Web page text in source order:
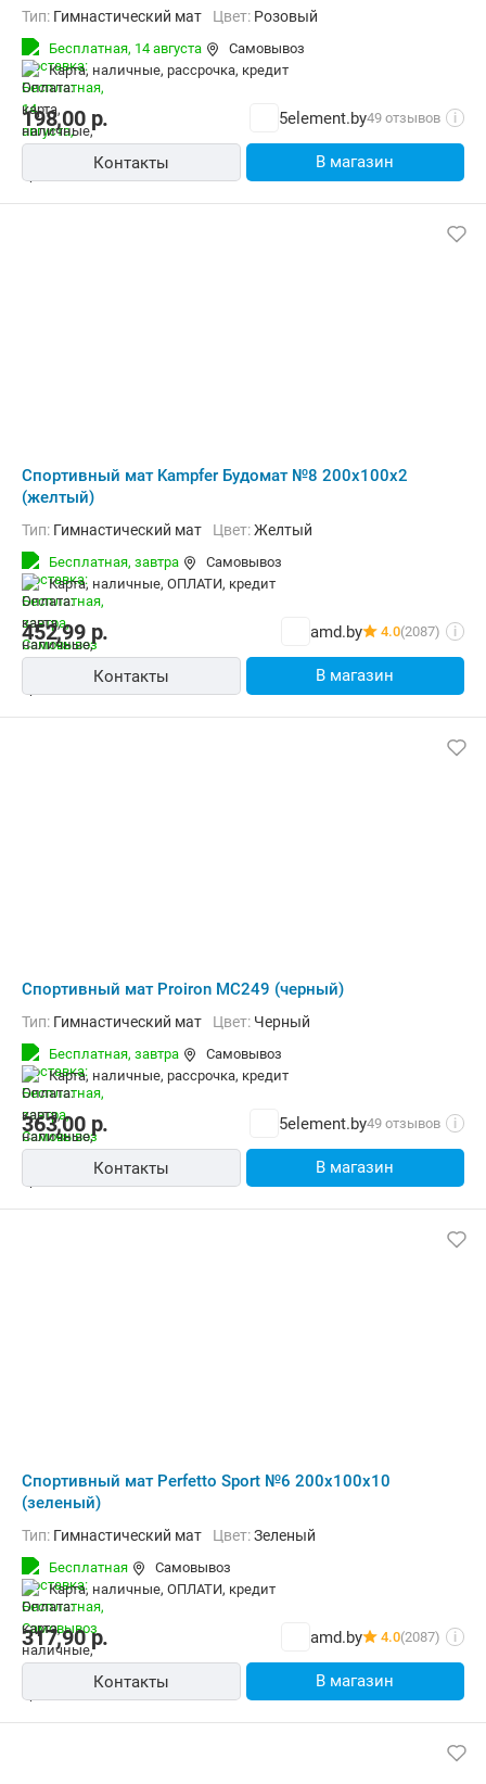
Тип: Гимнастический мат Цвет: Розовый
Бесплатная, 14 августа
Самовывоз
карта, наличные, рассрочка, кредит
198,00р. 5element.by49 отзывов i
Контакты В магазин
Cпортивный мат Kampfer Будомат №8 200x100x2
(желтый)
Тип: Гимнастический мат Цвет:Желтый
Бесплатная, завтра
Самовывоз
карта, наличные, ОПЛАТИ, кредит
452,99р. amd.by 4.0(2087) i
Контакты В магазин
Cпортивный мат Proiron МС249 (черный)
Тип: Гимнастический мат Цвет: Черный
Бесплатная, завтра
Самовывоз
карта, наличные, рассрочка, кредит
363,00р. 5element.by49 отзывов i
Контакты В магазин
Cпортивный мат Perfetto Sport №6 200x100x10
(зеленый)
Тип: Гимнастический мат Цвет:Зеленый
Бесплатная
Самовывоз
карта, наличные, ОПЛАТИ, кредит
317,90р. amd.by 4.0(2087) i
Контакты В магазин